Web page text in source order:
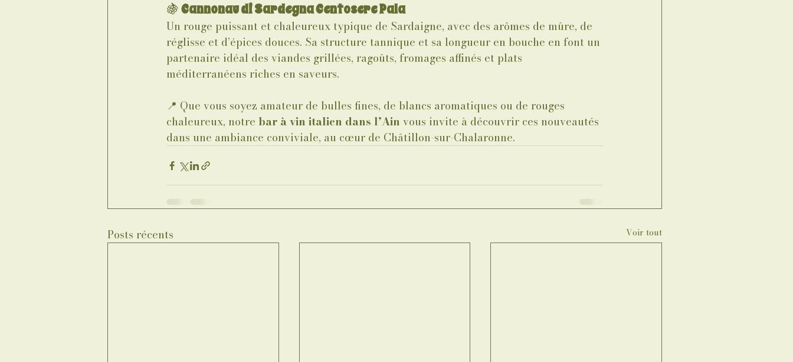
🍇 Cannonau di Sardegna Centosere Pala
Un rouge puissant et chaleureux typique de Sardaigne, avec des arômes de mûre, de
réglisse et d’épices douces. Sa structure tannique et sa longueur en bouche en font un
partenaire idéal des viandes grillées, ragoûts, fromages affinés et plats
méditerranéens riches en saveurs.
📍 Que vous soyez amateur de bulles fines, de blancs aromatiques ou de rouges
chaleureux, notre bar à vin italien dans l’Ain vous invite à découvrir ces nouveautés
dans une ambiance conviviale, au cœur de Châtillon-sur-Chalaronne.
Posts récents Voir tout